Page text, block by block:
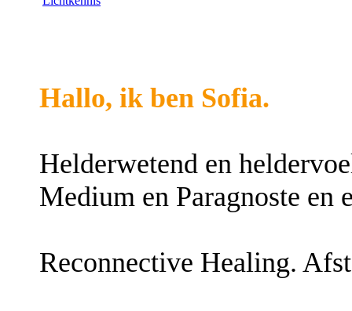
Hallo, ik ben Sofia.
Helderwetend en
Medium en Paragnoste en
Reconnective Healing.